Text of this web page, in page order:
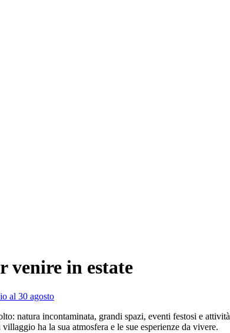
venire in estate
al 30 agosto
natura incontaminata, grandi spazi, eventi festosi e
ha la sua atmosfera e le sue esperienze da vivere.